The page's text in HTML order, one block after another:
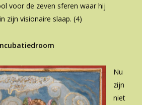
voor de zeven sferen waar hij
zijn visionaire slaap. (4)
Nu
zijn
niet